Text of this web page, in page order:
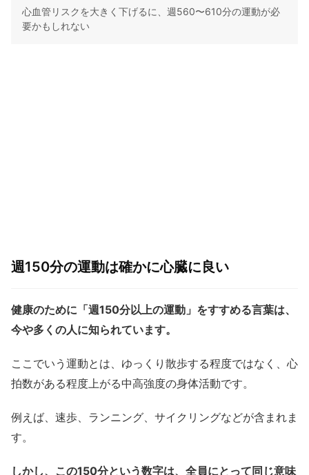
心血管リスクを大きく下げるに、週560〜610分の運動が必
要かもしれない
週150分の運動は確かに心臓に良い
健康のために「週150分以上の運動」をすすめる言葉は、
今や多くの人に知られています。
ここでいう運動とは、ゆっくり散歩する程度ではなく、心
拍数がある程度上がる中高強度の身体活動です。
例えば、速歩、ランニング、サイクリングなどが含まれま
す。
しかし、この150分という数字は、全員にとって同じ意味